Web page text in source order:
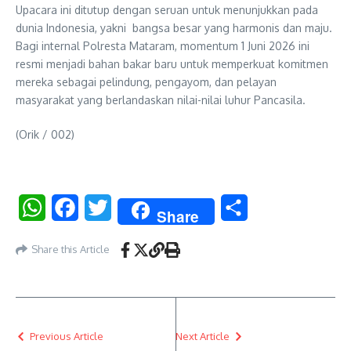
Upacara ini ditutup dengan seruan untuk menunjukkan pada
dunia Indonesia, yakni bangsa besar yang harmonis dan maju.
Bagi internal Polresta Mataram, momentum 1 Juni 2026 ini
resmi menjadi bahan bakar baru untuk memperkuat komitmen
mereka sebagai pelindung, pengayom, dan pelayan
masyarakat yang berlandaskan nilai-nilai luhur Pancasila.
(Orik / 002)
WhatsAppFacebookTwitter Share
Share this Article
Previous Article Next Article